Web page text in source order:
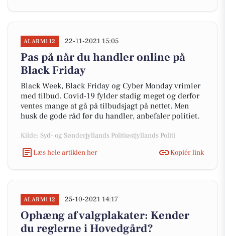
ALARM112 22-11-2021 15:05
Pas på når du handler online på
Black Friday
Black Week, Black Friday og Cyber Monday vrimler
med tilbud. Covid-19 fylder stadig meget og derfor
ventes mange at gå på tilbudsjagt på nettet. Men
husk de gode råd før du handler, anbefaler politiet.
Kilde: Syd- og Sønderjyllands Politiøstjyllands Politi
Læs hele artiklen her
Kopiér link
ALARM112 25-10-2021 14:17
Ophæng af valgplakater: Kender
du reglerne i Hovedgård?